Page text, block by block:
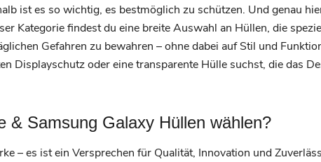
ist es so wichtig, es bestmöglich zu schützen. Und genau
Kategorie findest du eine breite Auswahl an Hüllen, die
Gefahren zu bewahren – ohne dabei auf Stil und
Displayschutz oder eine transparente Hülle suchst, die das
& Samsung Galaxy Hüllen wählen?
– es ist ein Versprechen für Qualität, Innovation und